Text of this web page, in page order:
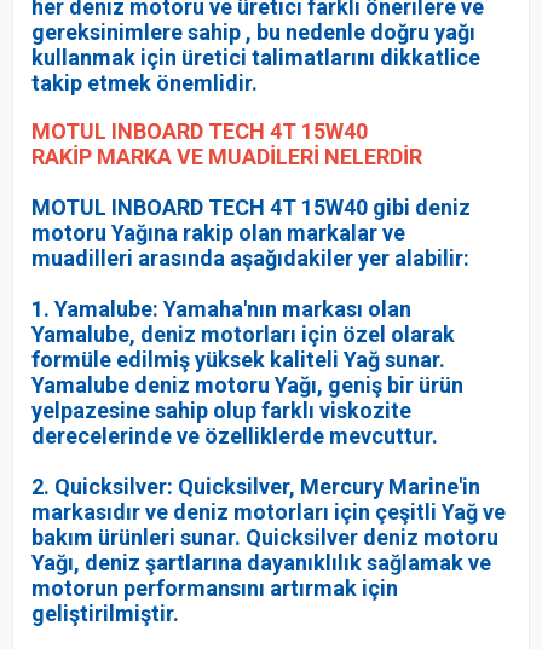
her deniz motoru ve üretici farklı önerilere ve
gereksinimlere sahip , bu nedenle doğru yağı
kullanmak için üretici talimatlarını dikkatlice
takip etmek önemlidir.
MOTUL INBOARD TECH 4T 15W40
RAKİP MARKA VE MUADİLERİ NELERDİR
MOTUL INBOARD TECH 4T 15W40 gibi deniz
motoru Yağına rakip olan markalar ve
muadilleri arasında aşağıdakiler yer alabilir:
1. Yamalube: Yamaha'nın markası olan
Yamalube, deniz motorları için özel olarak
formüle edilmiş yüksek kaliteli Yağ sunar.
Yamalube deniz motoru Yağı, geniş bir ürün
yelpazesine sahip olup farklı viskozite
derecelerinde ve özelliklerde mevcuttur.
2. Quicksilver: Quicksilver, Mercury Marine'in
markasıdır ve deniz motorları için çeşitli Yağ ve
bakım ürünleri sunar. Quicksilver deniz motoru
Yağı, deniz şartlarına dayanıklılık sağlamak ve
motorun performansını artırmak için
geliştirilmiştir.